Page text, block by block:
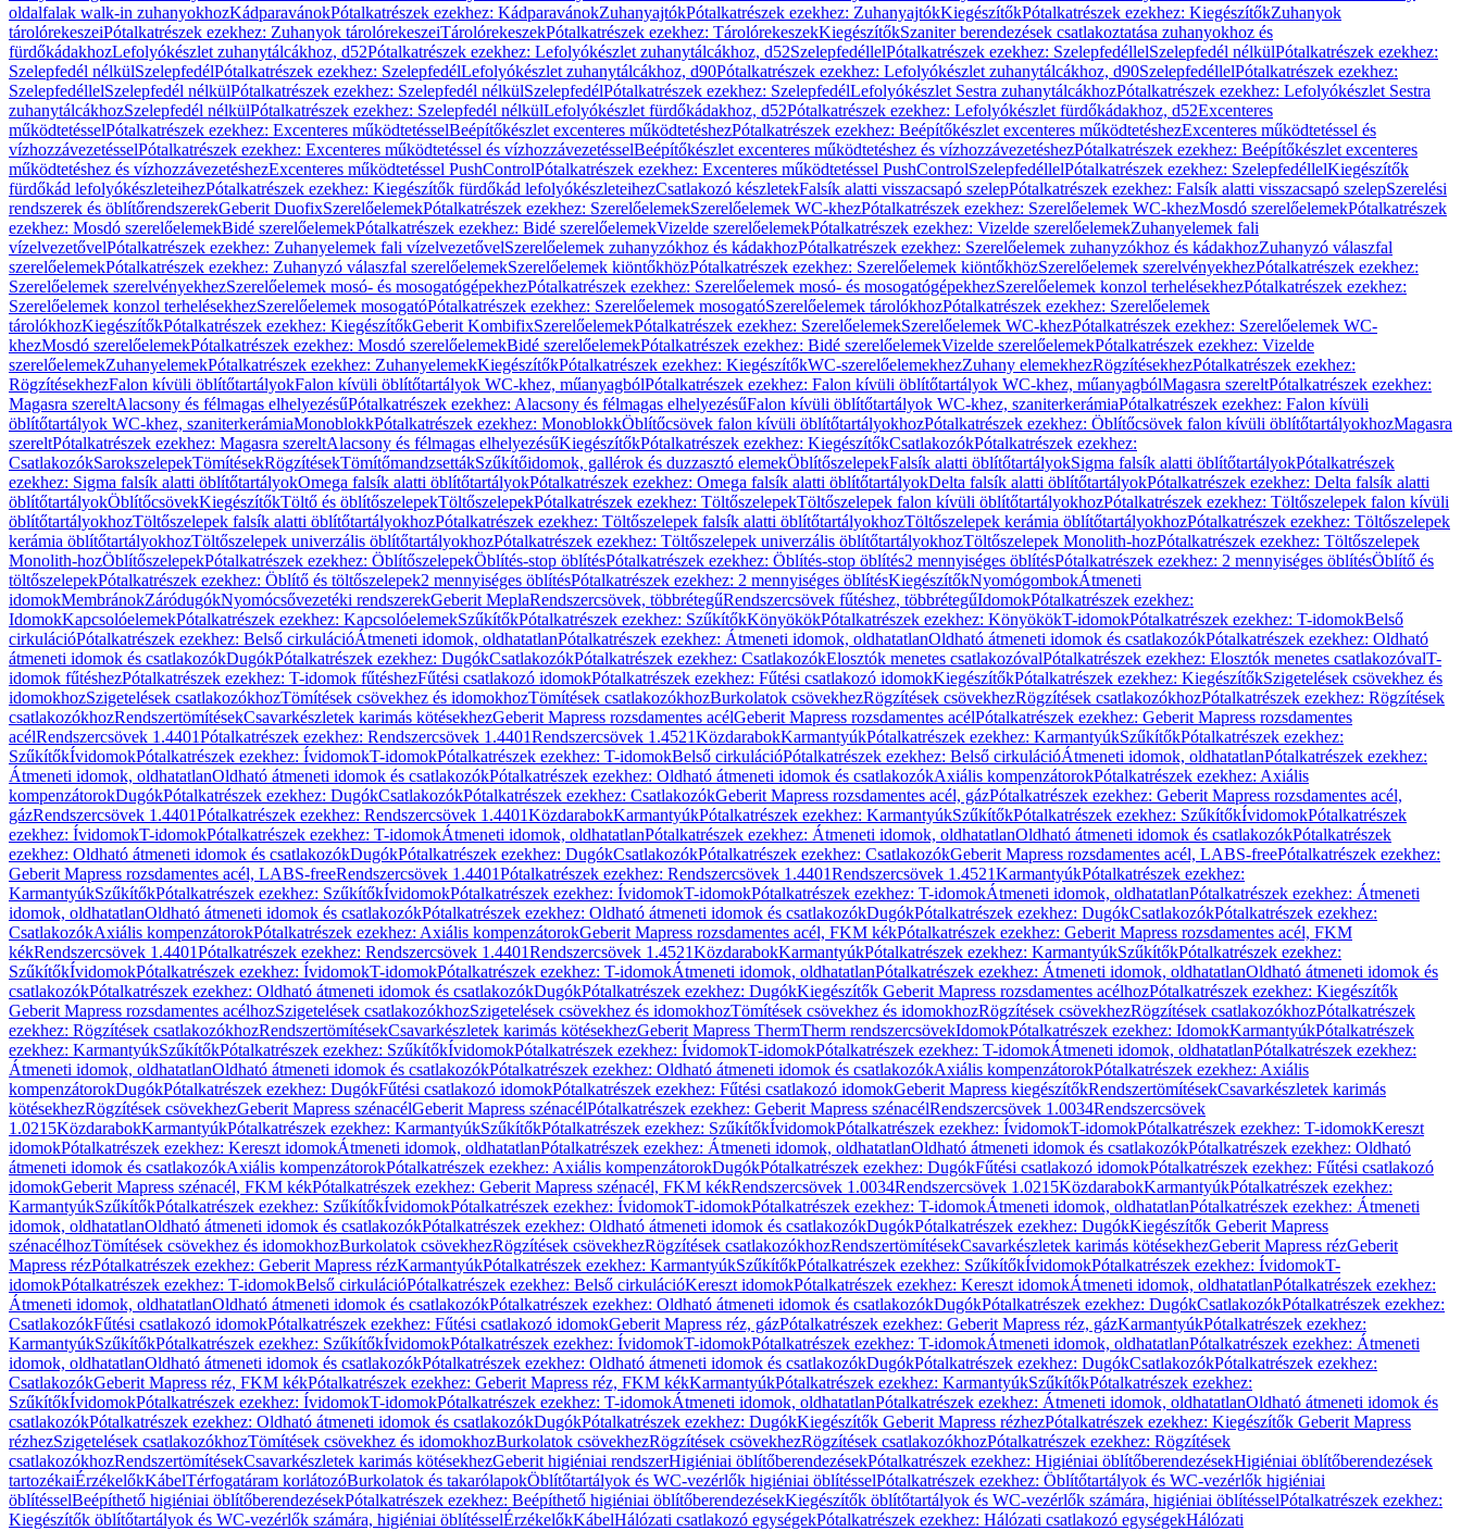
oldalfalak walk-in zuhanyokhozKádparavánokPótalkatrészek ezekhez: KádparavánokZuhanyajtókPótalkatrészek ezekhez: ZuhanyajtókKiegészítőkPótalkatrészek ezekhez: KiegészítőkZuhanyok
tárolórekeszeiPótalkatrészek ezekhez: Zuhanyok tárolórekeszeiTárolórekeszekPótalkatrészek ezekhez: TárolórekeszekKiegészítőkSzaniter berendezések csatlakoztatása zuhanyokhoz és
fürdőkádakhozLefolyókészlet zuhanytálcákhoz, d52Pótalkatrészek ezekhez: Lefolyókészlet zuhanytálcákhoz, d52SzelepfedéllelPótalkatrészek ezekhez: SzelepfedéllelSzelepfedél nélkülPótalkatrészek ezekhez:
Szelepfedél nélkülSzelepfedélPótalkatrészek ezekhez: SzelepfedélLefolyókészlet zuhanytálcákhoz, d90Pótalkatrészek ezekhez: Lefolyókészlet zuhanytálcákhoz, d90SzelepfedéllelPótalkatrészek ezekhez:
SzelepfedéllelSzelepfedél nélkülPótalkatrészek ezekhez: Szelepfedél nélkülSzelepfedélPótalkatrészek ezekhez: SzelepfedélLefolyókészlet Sestra zuhanytálcákhozPótalkatrészek ezekhez: Lefolyókészlet Sestra
zuhanytálcákhozSzelepfedél nélkülPótalkatrészek ezekhez: Szelepfedél nélkülLefolyókészlet fürdőkádakhoz, d52Pótalkatrészek ezekhez: Lefolyókészlet fürdőkádakhoz, d52Excenteres
működtetésselPótalkatrészek ezekhez: Excenteres működtetésselBeépítőkészlet excenteres működtetéshezPótalkatrészek ezekhez: Beépítőkészlet excenteres működtetéshezExcenteres működtetéssel és
vízhozzávezetésselPótalkatrészek ezekhez: Excenteres működtetéssel és vízhozzávezetésselBeépítőkészlet excenteres működtetéshez és vízhozzávezetéshezPótalkatrészek ezekhez: Beépítőkészlet excenteres
működtetéshez és vízhozzávezetéshezExcenteres működtetéssel PushControlPótalkatrészek ezekhez: Excenteres működtetéssel PushControlSzelepfedéllelPótalkatrészek ezekhez: SzelepfedéllelKiegészítők
fürdőkád lefolyókészleteihezPótalkatrészek ezekhez: Kiegészítők fürdőkád lefolyókészleteihezCsatlakozó készletekFalsík alatti visszacsapó szelepPótalkatrészek ezekhez: Falsík alatti visszacsapó szelepSzerelési
rendszerek és öblítőrendszerekGeberit DuofixSzerelőelemekPótalkatrészek ezekhez: SzerelőelemekSzerelőelemek WC-khezPótalkatrészek ezekhez: Szerelőelemek WC-khezMosdó szerelőelemekPótalkatrészek
ezekhez: Mosdó szerelőelemekBidé szerelőelemekPótalkatrészek ezekhez: Bidé szerelőelemekVizelde szerelőelemekPótalkatrészek ezekhez: Vizelde szerelőelemekZuhanyelemek fali
vízelvezetővelPótalkatrészek ezekhez: Zuhanyelemek fali vízelvezetővelSzerelőelemek zuhanyzókhoz és kádakhozPótalkatrészek ezekhez: Szerelőelemek zuhanyzókhoz és kádakhozZuhanyzó válaszfal
szerelőelemekPótalkatrészek ezekhez: Zuhanyzó válaszfal szerelőelemekSzerelőelemek kiöntőkhözPótalkatrészek ezekhez: Szerelőelemek kiöntőkhözSzerelőelemek szerelvényekhezPótalkatrészek ezekhez:
Szerelőelemek szerelvényekhezSzerelőelemek mosó- és mosogatógépekhezPótalkatrészek ezekhez: Szerelőelemek mosó- és mosogatógépekhezSzerelőelemek konzol terhelésekhezPótalkatrészek ezekhez:
Szerelőelemek konzol terhelésekhezSzerelőelemek mosogatóPótalkatrészek ezekhez: Szerelőelemek mosogatóSzerelőelemek tárolókhozPótalkatrészek ezekhez: Szerelőelemek
tárolókhozKiegészítőkPótalkatrészek ezekhez: KiegészítőkGeberit KombifixSzerelőelemekPótalkatrészek ezekhez: SzerelőelemekSzerelőelemek WC-khezPótalkatrészek ezekhez: Szerelőelemek WC-
khezMosdó szerelőelemekPótalkatrészek ezekhez: Mosdó szerelőelemekBidé szerelőelemekPótalkatrészek ezekhez: Bidé szerelőelemekVizelde szerelőelemekPótalkatrészek ezekhez: Vizelde
szerelőelemekZuhanyelemekPótalkatrészek ezekhez: ZuhanyelemekKiegészítőkPótalkatrészek ezekhez: KiegészítőkWC-szerelőelemekhezZuhany elemekhezRögzítésekhezPótalkatrészek ezekhez:
RögzítésekhezFalon kívüli öblítőtartályokFalon kívüli öblítőtartályok WC-khez, műanyagbólPótalkatrészek ezekhez: Falon kívüli öblítőtartályok WC-khez, műanyagbólMagasra szereltPótalkatrészek ezekhez:
Magasra szereltAlacsony és félmagas elhelyezésűPótalkatrészek ezekhez: Alacsony és félmagas elhelyezésűFalon kívüli öblítőtartályok WC-khez, szaniterkerámiaPótalkatrészek ezekhez: Falon kívüli
öblítőtartályok WC-khez, szaniterkerámiaMonoblokkPótalkatrészek ezekhez: MonoblokkÖblítőcsövek falon kívüli öblítőtartályokhozPótalkatrészek ezekhez: Öblítőcsövek falon kívüli öblítőtartályokhozMagasra
szereltPótalkatrészek ezekhez: Magasra szereltAlacsony és félmagas elhelyezésűKiegészítőkPótalkatrészek ezekhez: KiegészítőkCsatlakozókPótalkatrészek ezekhez:
CsatlakozókSarokszelepekTömítésekRögzítésekTömítőmandzsettákSzűkítőidomok, gallérok és duzzasztó elemekÖblítőszelepekFalsík alatti öblítőtartályokSigma falsík alatti öblítőtartályokPótalkatrészek
ezekhez: Sigma falsík alatti öblítőtartályokOmega falsík alatti öblítőtartályokPótalkatrészek ezekhez: Omega falsík alatti öblítőtartályokDelta falsík alatti öblítőtartályokPótalkatrészek ezekhez: Delta falsík alatti
öblítőtartályokÖblítőcsövekKiegészítőkTöltő és öblítőszelepekTöltőszelepekPótalkatrészek ezekhez: TöltőszelepekTöltőszelepek falon kívüli öblítőtartályokhozPótalkatrészek ezekhez: Töltőszelepek falon kívüli
öblítőtartályokhozTöltőszelepek falsík alatti öblítőtartályokhozPótalkatrészek ezekhez: Töltőszelepek falsík alatti öblítőtartályokhozTöltőszelepek kerámia öblítőtartályokhozPótalkatrészek ezekhez: Töltőszelepek
kerámia öblítőtartályokhozTöltőszelepek univerzális öblítőtartályokhozPótalkatrészek ezekhez: Töltőszelepek univerzális öblítőtartályokhozTöltőszelepek Monolith-hozPótalkatrészek ezekhez: Töltőszelepek
Monolith-hozÖblítőszelepekPótalkatrészek ezekhez: ÖblítőszelepekÖblítés-stop öblítésPótalkatrészek ezekhez: Öblítés-stop öblítés2 mennyiséges öblítésPótalkatrészek ezekhez: 2 mennyiséges öblítésÖblítő és
töltőszelepekPótalkatrészek ezekhez: Öblítő és töltőszelepek2 mennyiséges öblítésPótalkatrészek ezekhez: 2 mennyiséges öblítésKiegészítőkNyomógombokÁtmeneti
idomokMembránokZáródugókNyomócsővezetéki rendszerekGeberit MeplaRendszercsövek, többrétegűRendszercsövek fűtéshez, többrétegűIdomokPótalkatrészek ezekhez:
IdomokKapcsolóelemekPótalkatrészek ezekhez: KapcsolóelemekSzűkítőkPótalkatrészek ezekhez: SzűkítőkKönyökökPótalkatrészek ezekhez: KönyökökT-idomokPótalkatrészek ezekhez: T-idomokBelső
cirkulációPótalkatrészek ezekhez: Belső cirkulációÁtmeneti idomok, oldhatatlanPótalkatrészek ezekhez: Átmeneti idomok, oldhatatlanOldható átmeneti idomok és csatlakozókPótalkatrészek ezekhez: Oldható
átmeneti idomok és csatlakozókDugókPótalkatrészek ezekhez: DugókCsatlakozókPótalkatrészek ezekhez: CsatlakozókElosztók menetes csatlakozóvalPótalkatrészek ezekhez: Elosztók menetes csatlakozóvalT-
idomok fűtéshezPótalkatrészek ezekhez: T-idomok fűtéshezFűtési csatlakozó idomokPótalkatrészek ezekhez: Fűtési csatlakozó idomokKiegészítőkPótalkatrészek ezekhez: KiegészítőkSzigetelések csövekhez és
idomokhozSzigetelések csatlakozókhozTömítések csövekhez és idomokhozTömítések csatlakozókhozBurkolatok csövekhezRögzítések csövekhezRögzítések csatlakozókhozPótalkatrészek ezekhez: Rögzítések
csatlakozókhozRendszertömítésekCsavarkészletek karimás kötésekhezGeberit Mapress rozsdamentes acélGeberit Mapress rozsdamentes acélPótalkatrészek ezekhez: Geberit Mapress rozsdamentes
acélRendszercsövek 1.4401Pótalkatrészek ezekhez: Rendszercsövek 1.4401Rendszercsövek 1.4521KözdarabokKarmantyúkPótalkatrészek ezekhez: KarmantyúkSzűkítőkPótalkatrészek ezekhez:
SzűkítőkÍvidomokPótalkatrészek ezekhez: ÍvidomokT-idomokPótalkatrészek ezekhez: T-idomokBelső cirkulációPótalkatrészek ezekhez: Belső cirkulációÁtmeneti idomok, oldhatatlanPótalkatrészek ezekhez:
Átmeneti idomok, oldhatatlanOldható átmeneti idomok és csatlakozókPótalkatrészek ezekhez: Oldható átmeneti idomok és csatlakozókAxiális kompenzátorokPótalkatrészek ezekhez: Axiális
kompenzátorokDugókPótalkatrészek ezekhez: DugókCsatlakozókPótalkatrészek ezekhez: CsatlakozókGeberit Mapress rozsdamentes acél, gázPótalkatrészek ezekhez: Geberit Mapress rozsdamentes acél,
gázRendszercsövek 1.4401Pótalkatrészek ezekhez: Rendszercsövek 1.4401KözdarabokKarmantyúkPótalkatrészek ezekhez: KarmantyúkSzűkítőkPótalkatrészek ezekhez: SzűkítőkÍvidomokPótalkatrészek
ezekhez: ÍvidomokT-idomokPótalkatrészek ezekhez: T-idomokÁtmeneti idomok, oldhatatlanPótalkatrészek ezekhez: Átmeneti idomok, oldhatatlanOldható átmeneti idomok és csatlakozókPótalkatrészek
ezekhez: Oldható átmeneti idomok és csatlakozókDugókPótalkatrészek ezekhez: DugókCsatlakozókPótalkatrészek ezekhez: CsatlakozókGeberit Mapress rozsdamentes acél, LABS-freePótalkatrészek ezekhez:
Geberit Mapress rozsdamentes acél, LABS-freeRendszercsövek 1.4401Pótalkatrészek ezekhez: Rendszercsövek 1.4401Rendszercsövek 1.4521KarmantyúkPótalkatrészek ezekhez:
KarmantyúkSzűkítőkPótalkatrészek ezekhez: SzűkítőkÍvidomokPótalkatrészek ezekhez: ÍvidomokT-idomokPótalkatrészek ezekhez: T-idomokÁtmeneti idomok, oldhatatlanPótalkatrészek ezekhez: Átmeneti
idomok, oldhatatlanOldható átmeneti idomok és csatlakozókPótalkatrészek ezekhez: Oldható átmeneti idomok és csatlakozókDugókPótalkatrészek ezekhez: DugókCsatlakozókPótalkatrészek ezekhez:
CsatlakozókAxiális kompenzátorokPótalkatrészek ezekhez: Axiális kompenzátorokGeberit Mapress rozsdamentes acél, FKM kékPótalkatrészek ezekhez: Geberit Mapress rozsdamentes acél, FKM
kékRendszercsövek 1.4401Pótalkatrészek ezekhez: Rendszercsövek 1.4401Rendszercsövek 1.4521KözdarabokKarmantyúkPótalkatrészek ezekhez: KarmantyúkSzűkítőkPótalkatrészek ezekhez:
SzűkítőkÍvidomokPótalkatrészek ezekhez: ÍvidomokT-idomokPótalkatrészek ezekhez: T-idomokÁtmeneti idomok, oldhatatlanPótalkatrészek ezekhez: Átmeneti idomok, oldhatatlanOldható átmeneti idomok és
csatlakozókPótalkatrészek ezekhez: Oldható átmeneti idomok és csatlakozókDugókPótalkatrészek ezekhez: DugókKiegészítők Geberit Mapress rozsdamentes acélhozPótalkatrészek ezekhez: Kiegészítők
Geberit Mapress rozsdamentes acélhozSzigetelések csatlakozókhozSzigetelések csövekhez és idomokhozTömítések csövekhez és idomokhozRögzítések csövekhezRögzítések csatlakozókhozPótalkatrészek
ezekhez: Rögzítések csatlakozókhozRendszertömítésekCsavarkészletek karimás kötésekhezGeberit Mapress ThermTherm rendszercsövekIdomokPótalkatrészek ezekhez: IdomokKarmantyúkPótalkatrészek
ezekhez: KarmantyúkSzűkítőkPótalkatrészek ezekhez: SzűkítőkÍvidomokPótalkatrészek ezekhez: ÍvidomokT-idomokPótalkatrészek ezekhez: T-idomokÁtmeneti idomok, oldhatatlanPótalkatrészek ezekhez:
Átmeneti idomok, oldhatatlanOldható átmeneti idomok és csatlakozókPótalkatrészek ezekhez: Oldható átmeneti idomok és csatlakozókAxiális kompenzátorokPótalkatrészek ezekhez: Axiális
kompenzátorokDugókPótalkatrészek ezekhez: DugókFűtési csatlakozó idomokPótalkatrészek ezekhez: Fűtési csatlakozó idomokGeberit Mapress kiegészítőkRendszertömítésekCsavarkészletek karimás
kötésekhezRögzítések csövekhezGeberit Mapress szénacélGeberit Mapress szénacélPótalkatrészek ezekhez: Geberit Mapress szénacélRendszercsövek 1.0034Rendszercsövek
1.0215KözdarabokKarmantyúkPótalkatrészek ezekhez: KarmantyúkSzűkítőkPótalkatrészek ezekhez: SzűkítőkÍvidomokPótalkatrészek ezekhez: ÍvidomokT-idomokPótalkatrészek ezekhez: T-idomokKereszt
idomokPótalkatrészek ezekhez: Kereszt idomokÁtmeneti idomok, oldhatatlanPótalkatrészek ezekhez: Átmeneti idomok, oldhatatlanOldható átmeneti idomok és csatlakozókPótalkatrészek ezekhez: Oldható
átmeneti idomok és csatlakozókAxiális kompenzátorokPótalkatrészek ezekhez: Axiális kompenzátorokDugókPótalkatrészek ezekhez: DugókFűtési csatlakozó idomokPótalkatrészek ezekhez: Fűtési csatlakozó
idomokGeberit Mapress szénacél, FKM kékPótalkatrészek ezekhez: Geberit Mapress szénacél, FKM kékRendszercsövek 1.0034Rendszercsövek 1.0215KözdarabokKarmantyúkPótalkatrészek ezekhez:
KarmantyúkSzűkítőkPótalkatrészek ezekhez: SzűkítőkÍvidomokPótalkatrészek ezekhez: ÍvidomokT-idomokPótalkatrészek ezekhez: T-idomokÁtmeneti idomok, oldhatatlanPótalkatrészek ezekhez: Átmeneti
idomok, oldhatatlanOldható átmeneti idomok és csatlakozókPótalkatrészek ezekhez: Oldható átmeneti idomok és csatlakozókDugókPótalkatrészek ezekhez: DugókKiegészítők Geberit Mapress
szénacélhozTömítések csövekhez és idomokhozBurkolatok csövekhezRögzítések csövekhezRögzítések csatlakozókhozRendszertömítésekCsavarkészletek karimás kötésekhezGeberit Mapress rézGeberit
Mapress rézPótalkatrészek ezekhez: Geberit Mapress rézKarmantyúkPótalkatrészek ezekhez: KarmantyúkSzűkítőkPótalkatrészek ezekhez: SzűkítőkÍvidomokPótalkatrészek ezekhez: ÍvidomokT-
idomokPótalkatrészek ezekhez: T-idomokBelső cirkulációPótalkatrészek ezekhez: Belső cirkulációKereszt idomokPótalkatrészek ezekhez: Kereszt idomokÁtmeneti idomok, oldhatatlanPótalkatrészek ezekhez:
Átmeneti idomok, oldhatatlanOldható átmeneti idomok és csatlakozókPótalkatrészek ezekhez: Oldható átmeneti idomok és csatlakozókDugókPótalkatrészek ezekhez: DugókCsatlakozókPótalkatrészek ezekhez:
CsatlakozókFűtési csatlakozó idomokPótalkatrészek ezekhez: Fűtési csatlakozó idomokGeberit Mapress réz, gázPótalkatrészek ezekhez: Geberit Mapress réz, gázKarmantyúkPótalkatrészek ezekhez:
KarmantyúkSzűkítőkPótalkatrészek ezekhez: SzűkítőkÍvidomokPótalkatrészek ezekhez: ÍvidomokT-idomokPótalkatrészek ezekhez: T-idomokÁtmeneti idomok, oldhatatlanPótalkatrészek ezekhez: Átmeneti
idomok, oldhatatlanOldható átmeneti idomok és csatlakozókPótalkatrészek ezekhez: Oldható átmeneti idomok és csatlakozókDugókPótalkatrészek ezekhez: DugókCsatlakozókPótalkatrészek ezekhez:
CsatlakozókGeberit Mapress réz, FKM kékPótalkatrészek ezekhez: Geberit Mapress réz, FKM kékKarmantyúkPótalkatrészek ezekhez: KarmantyúkSzűkítőkPótalkatrészek ezekhez:
SzűkítőkÍvidomokPótalkatrészek ezekhez: ÍvidomokT-idomokPótalkatrészek ezekhez: T-idomokÁtmeneti idomok, oldhatatlanPótalkatrészek ezekhez: Átmeneti idomok, oldhatatlanOldható átmeneti idomok és
csatlakozókPótalkatrészek ezekhez: Oldható átmeneti idomok és csatlakozókDugókPótalkatrészek ezekhez: DugókKiegészítők Geberit Mapress rézhezPótalkatrészek ezekhez: Kiegészítők Geberit Mapress
rézhezSzigetelések csatlakozókhozTömítések csövekhez és idomokhozBurkolatok csövekhezRögzítések csövekhezRögzítések csatlakozókhozPótalkatrészek ezekhez: Rögzítések
csatlakozókhozRendszertömítésekCsavarkészletek karimás kötésekhezGeberit higiéniai rendszerHigiéniai öblítőberendezésekPótalkatrészek ezekhez: Higiéniai öblítőberendezésekHigiéniai öblítőberendezések
tartozékaiÉrzékelőkKábelTérfogatáram korlátozóBurkolatok és takarólapokÖblítőtartályok és WC-vezérlők higiéniai öblítésselPótalkatrészek ezekhez: Öblítőtartályok és WC-vezérlők higiéniai
öblítésselBeépíthető higiéniai öblítőberendezésekPótalkatrészek ezekhez: Beépíthető higiéniai öblítőberendezésekKiegészítők öblítőtartályok és WC-vezérlők számára, higiéniai öblítésselPótalkatrészek ezekhez:
Kiegészítők öblítőtartályok és WC-vezérlők számára, higiéniai öblítésselÉrzékelőkKábelHálózati csatlakozó egységekPótalkatrészek ezekhez: Hálózati csatlakozó egységekHálózati